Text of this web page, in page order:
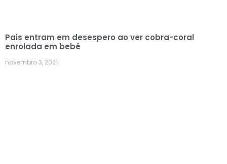
Pais entram em desespero ao ver cobra-coral
enrolada em bebê
novembro 3, 2021